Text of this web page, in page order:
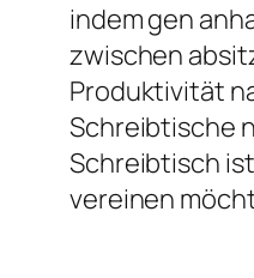
indem gen
zwischen
Produktivität
Schreibtische
Schreibtisch
vereinen